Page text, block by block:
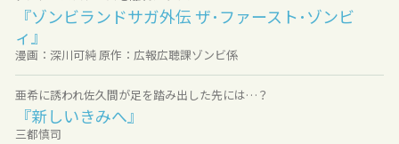
『ゾンビランドサガ外伝 ザ･ファースト･ゾンビ
ィ』
漫画：深川可純 原作：広報広聴課ゾンビ係
亜希に誘われ佐久間が足を踏み出した先には…？
『新しいきみへ』
三都慎司